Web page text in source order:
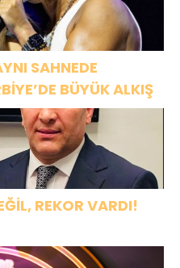
SAHNEDE
BÜYÜK ALKIŞ
REKOR VARDI!